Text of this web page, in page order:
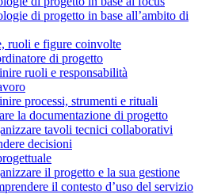
di progetto in base all’ambito di
ruoli e figure coinvolte
di progetto
ruoli e responsabilità
processi, strumenti e rituali
la documentazione di progetto
tavoli tecnici collaborativi
decisioni
il progetto e la sua gestione
il contesto d’uso del servizio